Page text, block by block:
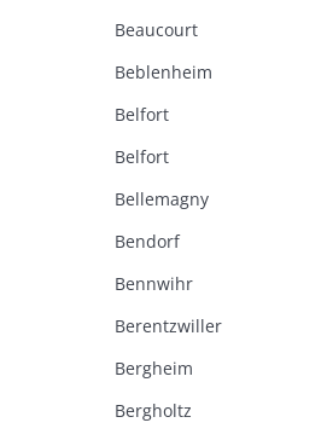
Beaucourt
Beblenheim
Belfort
Belfort
Bellemagny
Bendorf
Bennwihr
Berentzwiller
Bergheim
Bergholtz